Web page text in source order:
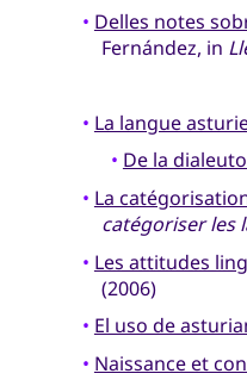
• Delles notes
Fernández, in
• La langue
• De la
• La
catégoriser les
• Les attitudes
(2006)
• El uso de
• Naissance et